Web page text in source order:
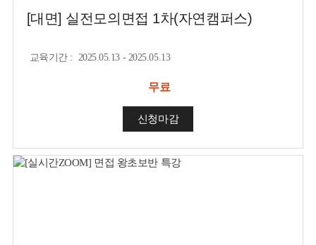
[대면] 실전모의면접 1차(자연캠퍼스)
교육기간: 2025.05.13 - 2025.05.13
무료
신청마감